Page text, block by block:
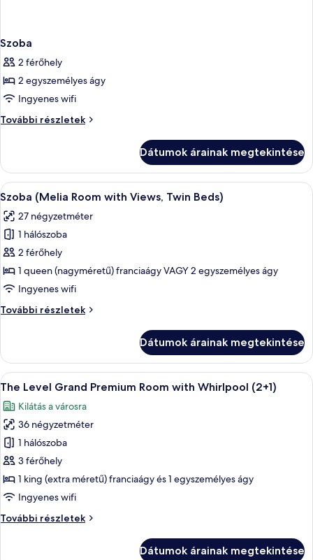
Szoba
2 férőhely
2 egyszemélyes ágy
Ingyenes wifi
További részletek
Szoba
Dátumok árainak megtekintése
A
következő
szoba
összes
képének
megtekintése:
Szoba
Room
Twin
Beds)
Egy szállodai szoba, amelyben egy
4
Szoba (Melia Room with Views, Twin Beds)
27 négyzetméter
1 hálószoba
2 férőhely
1 queen (nagyméretű) franciaágy VAGY 2 egyszemélyes ágy
Ingyenes wifi
További részletek
Szoba
Views,
Twin
Beds)
részletei
Dátumok árainak megtekintése
A
következő
szoba
összes
képének
megtekintése:
The
Level
Grand
Premium
Egy modern hálószoba, amelyben
6
The Level Grand Premium Room with Whirlpool (2+1)
Kilátás a városra
36 négyzetméter
1 hálószoba
3 férőhely
1 king (extra méretű) franciaágy és 1 egyszemélyes ágy
Ingyenes wifi
További részletek
The
Dátumok árainak megtekintése